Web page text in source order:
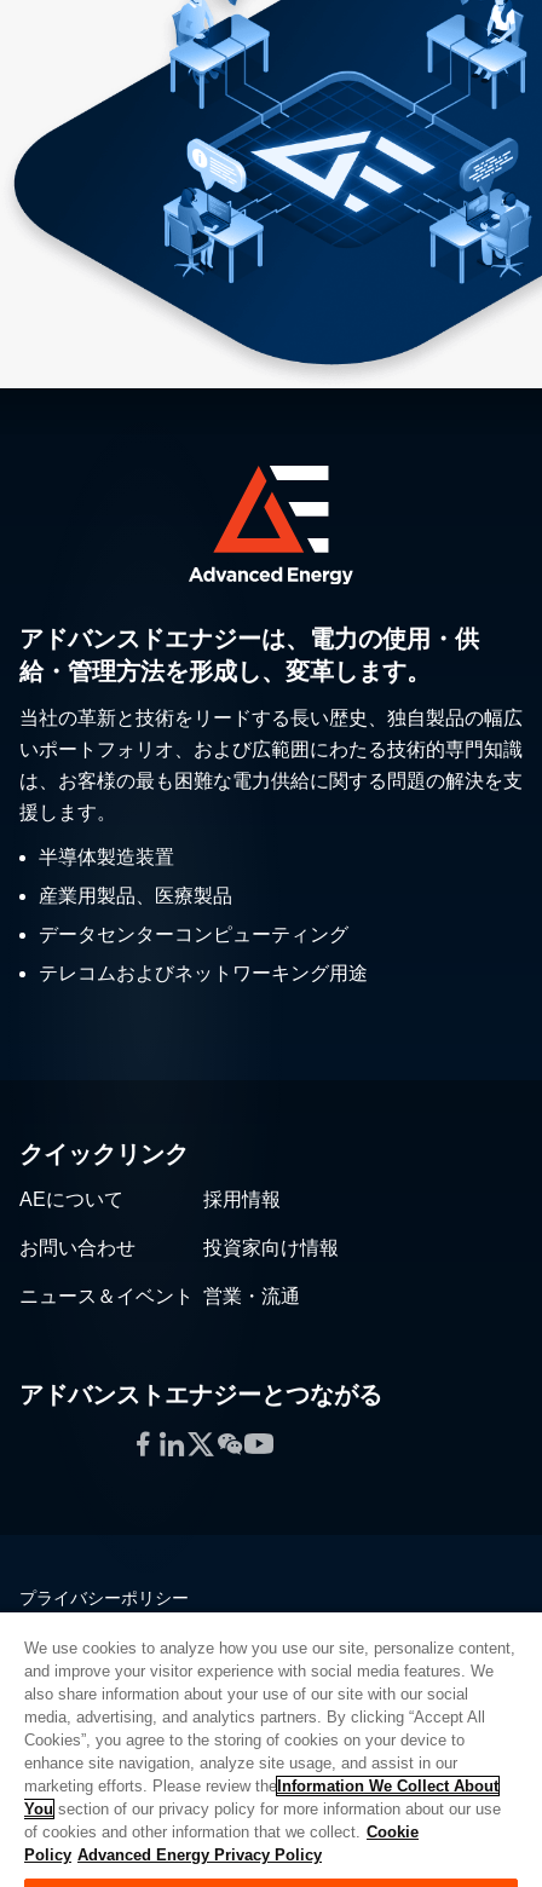
アドバンスドエナジーは、電力の使用・供
給・管理方法を形成し、変革します。
当社の革新と技術をリードする長い歴史、独自製品の幅広
いポートフォリオ、および広範囲にわたる技術的専門知識
は、お客様の最も困難な電力供給に関する問題の解決を支
援します。
半導体製造装置
産業用製品、医療製品
データセンターコンピューティング
テレコムおよびネットワーキング用途
クイックリンク
AEについて 採用情報
お問い合わせ 投資家向け情報
ニュース＆イベント 営業・流通
アドバンストエナジーとつながる
Facebook
LinkedIn
Twitter
WeChat
YouTube
プライバシーポリシー
品質
サイトマップ
サプライヤーポータル
UK Modern Slavery Act
Privacy Preferences
Do Not Sell or Share My Personal Information
Limit the Use of My Sensitive Personal Information
We use cookies to analyze how you use our site, personalize content,
and improve your visitor experience with social media features. We
also share information about your use of our site with our social
media, advertising, and analytics partners. By clicking “Accept All
Cookies”, you agree to the storing of cookies on your device to
enhance site navigation, analyze site usage, and assist in our
marketing efforts. Please review the Information We Collect About
You section of our privacy policy for more information about our use
of cookies and other information that we collect. Cookie
Policy Advanced Energy Privacy Policy